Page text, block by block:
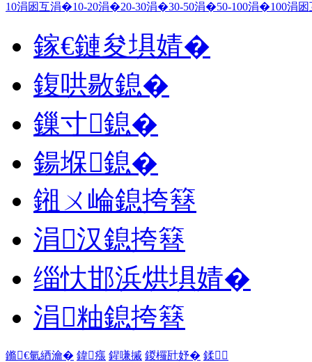
10涓囦互涓�10-20涓�20-30涓�30-50涓�50-100涓�100涓
鎵€鏈夋埧婧�
鍑哄敭鎴�
鏁寸鎴�
鍚堢鎴�
鎺ㄨ崘鎴挎簮
涓汉鎴挎簮
缁忕邯浜烘埧婧�
涓粙鎴挎簮
鏅€氫綇瀹� 鍏瘬 鍟嗛摵 鍐欏瓧妤� 鍒